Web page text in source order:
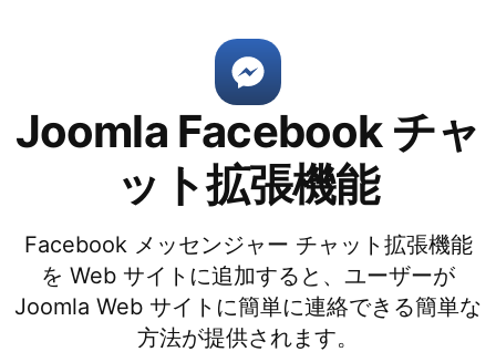
Joomla Facebook チャ
ット拡張機能
Facebook メッセンジャー チャット拡張機能
を Web サイトに追加すると、ユーザーが
Joomla Web サイトに簡単に連絡できる簡単な
方法が提供されます。